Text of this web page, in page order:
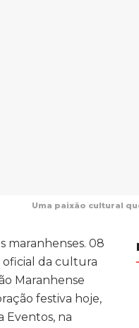
Uma paixão cultural
maranhenses. 08
oficial da cultura
Maranhense
festiva hoje,
Eventos, na